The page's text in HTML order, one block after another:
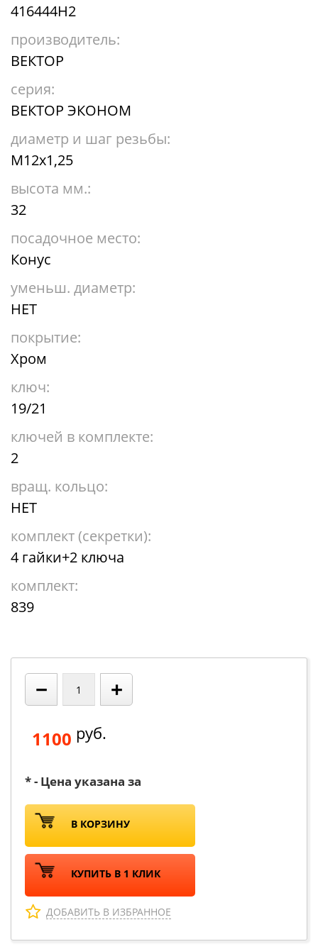
416444H2
производитель:
ВЕКТОР
серия:
ВЕКТОР ЭКОНОМ
диаметр и шаг резьбы:
М12х1,25
высота мм.:
32
посадочное место:
Конус
уменьш. диаметр:
НЕТ
покрытие:
Хром
ключ:
19/21
ключей в комплекте:
2
вращ. кольцо:
НЕТ
комплект (секретки):
4 гайки+2 ключа
комплект:
839
− +
1100 руб.
* - Цена указана за
В КОРЗИНУ
КУПИТЬ В 1 КЛИК
ДОБАВИТЬ В ИЗБРАННОЕ